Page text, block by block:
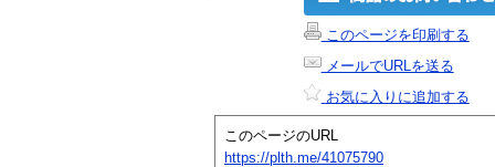
このページを印刷する
メールでURLを送る
お気に入りに追加する
このページのURL
https://plth.me/41075790